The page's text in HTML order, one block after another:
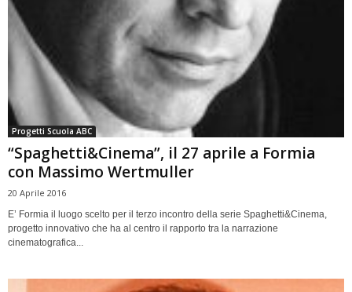
Progetti Scuola ABC
“Spaghetti&Cinema”, il 27 aprile a Formia
con Massimo Wertmuller
20 Aprile 2016
E’ Formia il luogo scelto per il terzo incontro della serie Spaghetti&Cinema,
progetto innovativo che ha al centro il rapporto tra la narrazione
cinematografica...